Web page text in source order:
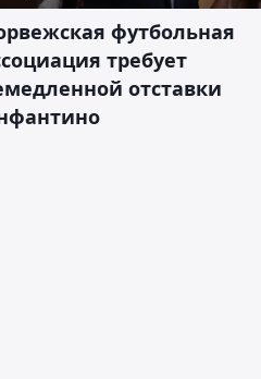
футбольная
требует
отставки